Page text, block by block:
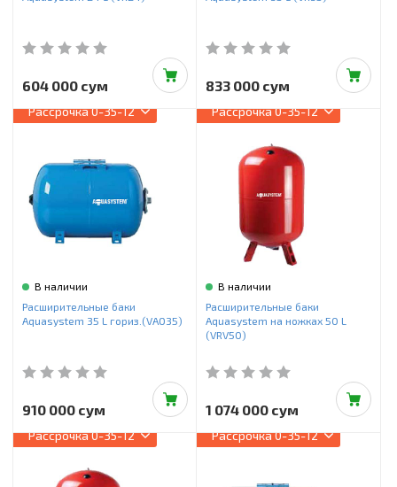
604 000 сум 833 000 сум
Рассрочка0-35-12
В наличии
Расширительные баки
Aquasystem 35 L гориз.(VAO35)
910 000 сум
Рассрочка0-35-12
В наличии
Расширительные баки
Aquasystem на ножках 50 L
(VRV50)
1 074 000 сум
Рассрочка0-35-12 Рассрочка0-35-12